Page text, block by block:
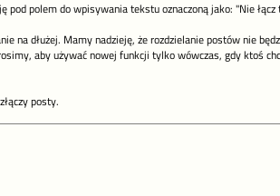
pod polem do wpisywania tekstu oznaczoną jako: "Nie łącz
na dłużej. Mamy nadzieję, że rozdzielanie postów nie
aby używać nowej funkcji tylko wówczas, gdy ktoś
posty.